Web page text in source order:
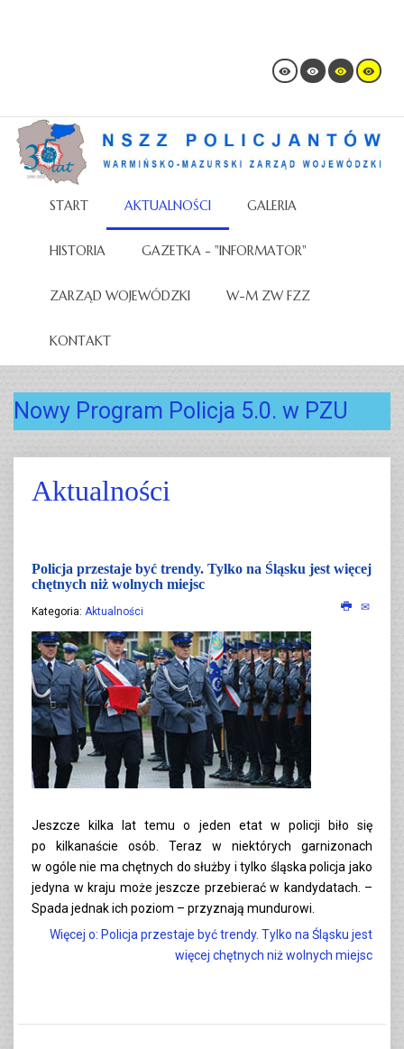
START AKTUALNOŚCI GALERIA
HISTORIA GAZETKA - "INFORMATOR"
ZARZĄD WOJEWÓDZKI W-M ZW FZZ
KONTAKT
Nowy Program Policja 5.0. w PZU
Aktualności
Policja przestaje być trendy. Tylko na Śląsku jest więcej
chętnych niż wolnych miejsc
Kategoria: Aktualności
Jeszcze kilka lat temu o jeden etat w policji biło się
po kilkanaście osób. Teraz w niektórych garnizonach
w ogóle nie ma chętnych do służby i tylko śląska policja jako
jedyna w kraju może jeszcze przebierać w kandydatach. –
Spada jednak ich poziom – przyznają mundurowi.
Więcej o: Policja przestaje być trendy. Tylko na Śląsku jest
więcej chętnych niż wolnych miejsc